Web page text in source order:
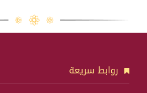
روابط سريعة